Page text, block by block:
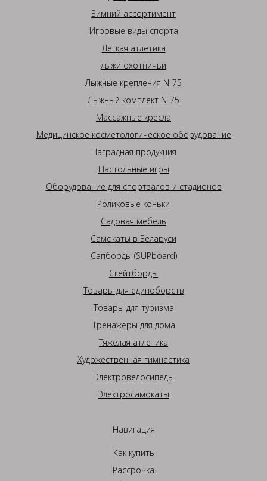
Зимний ассортимент
Игровые виды спорта
Легкая атлетика
лыжи охотничьи
Лыжные крепления N-75
Лыжный комплект N-75
Массажные кресла
Медицинское косметологическое оборудование
Наградная продукция
Настольные игры
Оборудование для спортзалов и стадионов
Роликовые коньки
Садовая мебель
Самокаты в Беларуси
Сапборды (SUPboard)
Скейтборды
Товары для единоборств
Товары для туризма
Тренажеры для дома
Тяжелая атлетика
Художественная гимнастика
Электровелосипеды
Электросамокаты
Навигация
Как купить
Рассрочка